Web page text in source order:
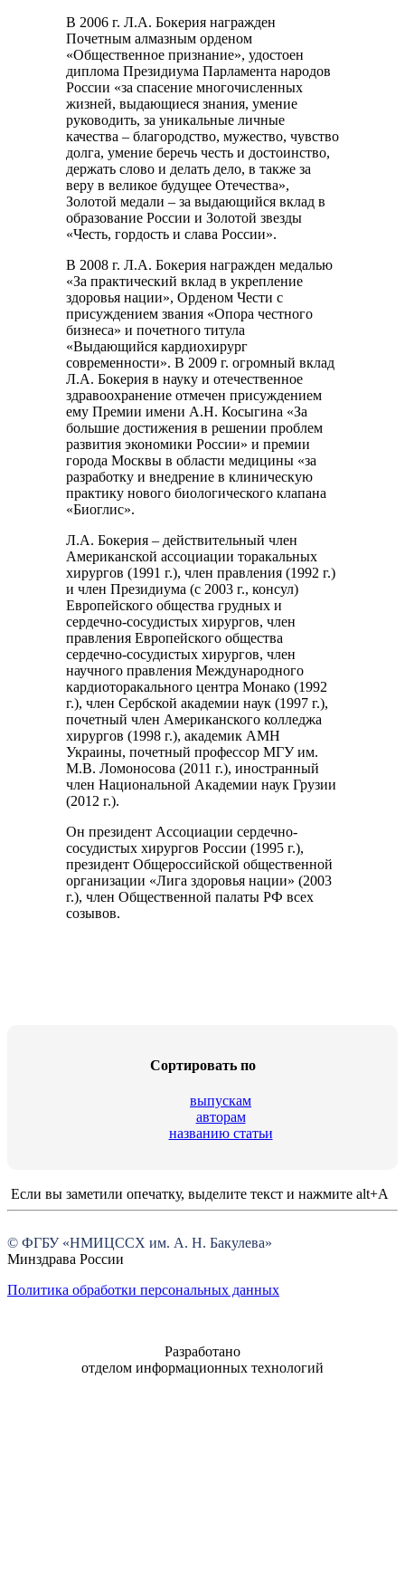
В 2006 г. Л.А. Бокерия награжден
Почетным алмазным орденом
«Общественное признание», удостоен
диплома Президиума Парламента народов
России «за спасение многочисленных
жизней, выдающиеся знания, умение
руководить, за уникальные личные
качества – благородство, мужество, чувство
долга, умение беречь честь и достоинство,
держать слово и делать дело, в также за
веру в великое будущее Отечества»,
Золотой медали – за выдающийся вклад в
образование России и Золотой звезды
«Честь, гордость и слава России».
В 2008 г. Л.А. Бокерия награжден медалью
«За практический вклад в укрепление
здоровья нации», Орденом Чести с
присуждением звания «Опора честного
бизнеса» и почетного титула
«Выдающийся кардиохирург
современности». В 2009 г. огромный вклад
Л.А. Бокерия в науку и отечественное
здравоохранение отмечен присуждением
ему Премии имени А.Н. Косыгина «За
большие достижения в решении проблем
развития экономики России» и премии
города Москвы в области медицины «за
разработку и внедрение в клиническую
практику нового биологического клапана
«Биоглис».
Л.А. Бокерия – действительный член
Американской ассоциации торакальных
хирургов (1991 г.), член правления (1992 г.)
и член Президиума (с 2003 г., консул)
Европейского общества грудных и
сердечно-сосудистых хирургов, член
правления Европейского общества
сердечно-сосудистых хирургов, член
научного правления Международного
кардиоторакального центра Монако (1992
г.), член Сербской академии наук (1997 г.),
почетный член Американского колледжа
хирургов (1998 г.), академик АМН
Украины, почетный профессор МГУ им.
М.В. Ломоносова (2011 г.), иностранный
член Национальной Академии наук Грузии
(2012 г.).
Он президент Ассоциации сердечно-
сосудистых хирургов России (1995 г.),
президент Общероссийской общественной
организации «Лига здоровья нации» (2003
г.), член Общественной палаты РФ всех
созывов.
Cортировать по
выпускам
авторам
названию статьи
Если вы заметили опечатку, выделите текст и нажмите alt+A
© ФГБУ «НМИЦССХ им. А. Н. Бакулева»
Минздрава России
Политика обработки персональных данных
Разработано
отделом информационных технологий